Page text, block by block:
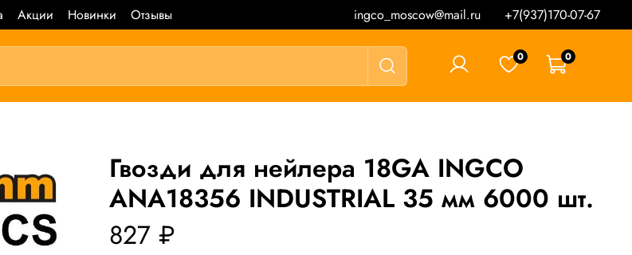
Акции Новинки Отзывы ingco_moscow@mail.ru +7(937)170-07-67
0 0
Гвозди для нейлера 18GA INGCO
ANA18356 INDUSTRIAL 35 мм 6000 шт.
827 ₽